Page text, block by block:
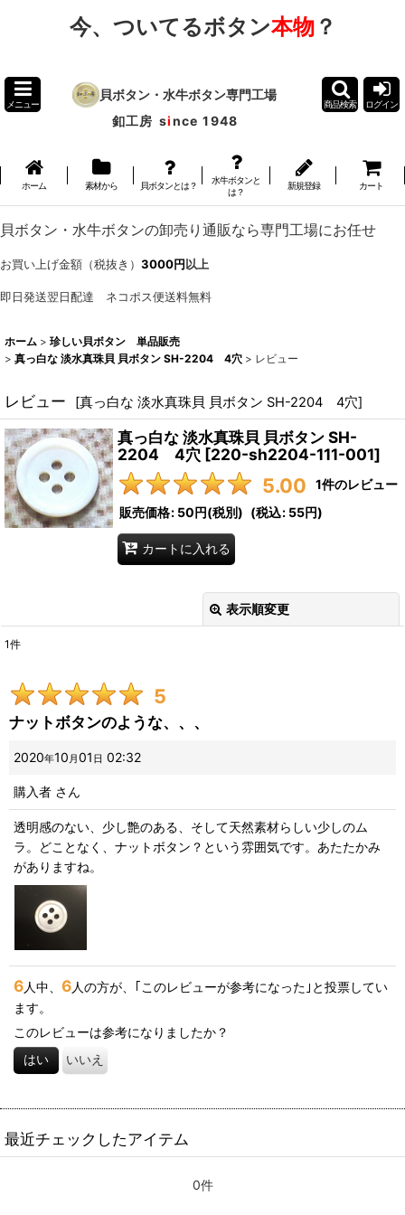
今、ついてるボタン本物？
メニュー
貝ボタン・水牛ボタン専門工場
釦工房 since 1948
商品検索 ログイン
ホーム 素材から 貝ボタンとは？
水牛ボタンと
は？
新規登録 カート
貝ボタン・水牛ボタンの卸売り通販なら専門工場にお任せ
お買い上げ金額（税抜き） 3000円以上
即日発送翌日配達 ネコポス便送料無料
ホーム > 珍しい貝ボタン 単品販売
> 真っ白な 淡水真珠貝 貝ボタン SH-2204 4穴 > レビュー
レビュー [真っ白な 淡水真珠貝 貝ボタン SH-2204 4穴]
真っ白な 淡水真珠貝 貝ボタン SH-
2204 4穴 [220-sh2204-111-001]
5.00 1件のレビュー
販売価格: 50円(税別) (税込: 55円)
カートに入れる
表示順変更
期間:
画像:
星の数 :
並び順:
1件
5
ナットボタンのような、、、
2020年10 月01 日 02:32
購入者 さん
透明感のない、少し艶のある、そして天然素材らしい少しのム
ラ。どことなく、ナットボタン？という雰囲気です。あたたかみ
がありますね。
6人中、 6人の方が、｢このレビューが参考になった｣と投票してい
ます。
このレビューは参考になりましたか？
はい いいえ
最近チェックしたアイテム
0件